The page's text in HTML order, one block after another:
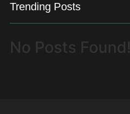
Trending Posts
No Posts Found!